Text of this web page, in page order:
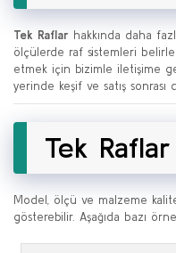
Tek Raflar hakkında daha
ölçülerde raf sistemleri
etmek için bizimle iletişime
yerinde keşif ve satış sonrası
Tek Raflar
Model, ölçü ve malzeme
gösterebilir. Aşağıda bazı